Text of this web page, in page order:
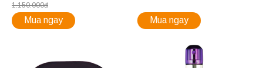
1.150.000đ
Mua ngay Mua ngay